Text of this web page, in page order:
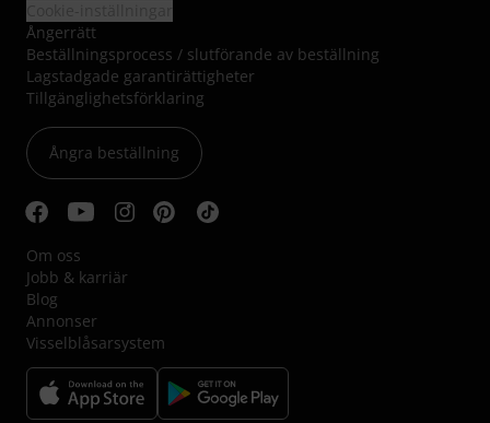
Ångerrätt
Beställningsprocess / slutförande av beställning
Lagstadgade garantirättigheter
Tillgänglighetsförklaring
Ångra beställning
Om oss
Jobb & karriär
Blog
Annonser
Visselblåsarsystem